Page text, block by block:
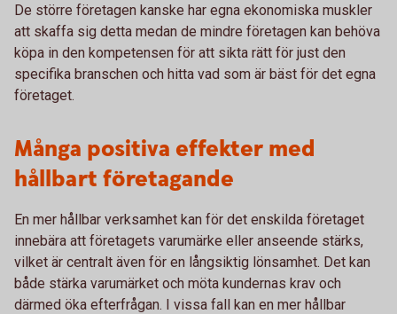
De större företagen kanske har egna ekonomiska muskler
att skaffa sig detta medan de mindre företagen kan behöva
köpa in den kompetensen för att sikta rätt för just den
specifika branschen och hitta vad som är bäst för det egna
företaget.
Många positiva effekter med
hållbart företagande
En mer hållbar verksamhet kan för det enskilda företaget
innebära att företagets varumärke eller anseende stärks,
vilket är centralt även för en långsiktig lönsamhet. Det kan
både stärka varumärket och möta kundernas krav och
därmed öka efterfrågan. I vissa fall kan en mer hållbar